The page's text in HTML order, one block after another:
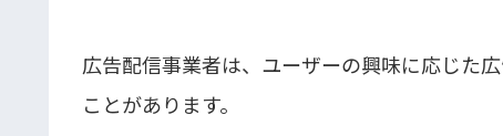
広告配信事業者は、ユーザーの興味に応じた
ことがあります。